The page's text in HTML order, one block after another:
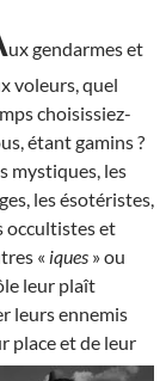
ux gendarmes et
voleurs, quel
choisissiez-
étant gamins ?
mystiques, les
les ésotéristes,
occultistes et
« iques » ou
leur plaît
leurs ennemis
place et de leur